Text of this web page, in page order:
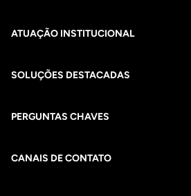
ATUAÇÃO INSTITUCIONAL
SOLUÇÕES DESTACADAS
PERGUNTAS CHAVES​
CANAIS DE CONTATO